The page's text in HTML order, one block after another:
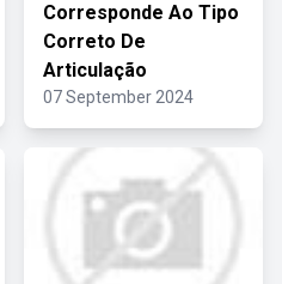
Corresponde Ao Tipo
Correto De
Articulação
07 September 2024